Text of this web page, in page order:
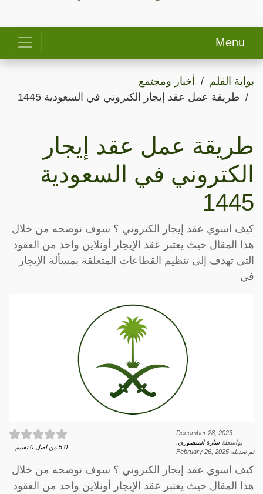
Menu
بوابة القلم
أخبار ومجتمع
طريقة عمل عقد إيجار الكتروني في السعودية 1445
طريقة عمل عقد إيجار
الكتروني في السعودية
1445
كيف اسوي عقد إيجار الكتروني ؟ سوف نوضحه من خلال
هذا المقال حيث يعتبر عقد الإيجار أونلاين واحد من العقود
التي تهدف إلى تنظيم القطاعات المتعلقة بمسألة الإيجار
في
December 28, 2023
بواسطةسارة المنصوري
تم تعديله February 26, 2025
0
5 من اصل 0 تقييم.
كيف اسوي عقد إيجار الكتروني ؟ سوف نوضحه من خلال
هذا المقال حيث يعتبر عقد الإيجار أونلاين واحد من العقود